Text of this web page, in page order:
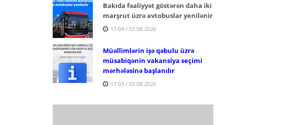
Bakıda fəaliyyət göstərən daha iki
marşrut üzrə avtobuslar yenilənir
17:04 / 03.08.2026
Müəllimlərin işə qəbulu üzrə
müsabiqənin vakansiya seçimi
mərhələsinə başlanılır
17:03 / 03.08.2026